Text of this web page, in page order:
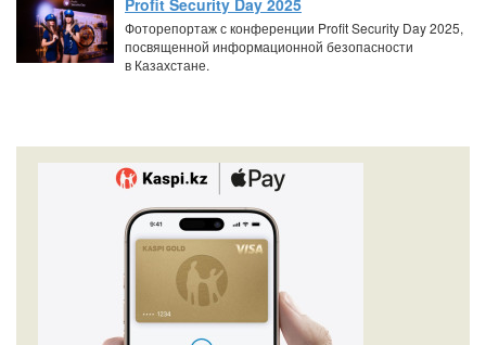
Фоторепортаж с конференции Profit Security Day 2025,
посвященной информационной безопасности
в Казахстане.